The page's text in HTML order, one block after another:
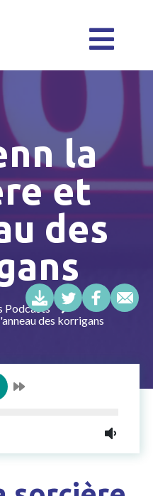
la
et
des
Podcasts
des korrigans